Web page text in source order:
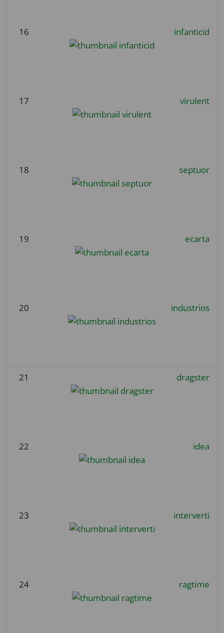
16 infanticid
17 virulent
18 septuor
19 ecarta
20 industrios
21 dragster
22 idea
23 interverti
24 ragtime